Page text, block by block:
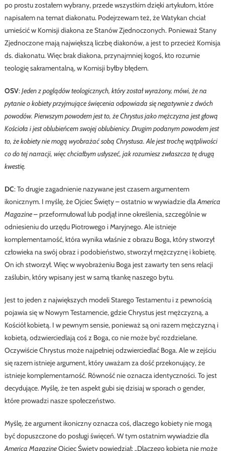
po prostu zostałem wybrany, przede wszystkim dzięki artykułom, które
napisałem na temat diakonatu. Podejrzewam też, że Watykan chciał
umieścić w Komisji diakona ze Stanów Zjednoczonych. Ponieważ Stany
Zjednoczone mają największą liczbę diakonów, a jest to przecież Komisja
ds. diakonatu. Więc brak diakona, przynajmniej kogoś, kto rozumie
teologię sakramentalną, w Komisji byłby błędem.
OSV:Jeden z poglądów teologicznych, który został wyrażony, mówi, że na
pytanie o kobiety przyjmujące święcenia odpowiada się negatywnie z dwóch
powodów. Pierwszym powodem jest to, że Chrystus jako mężczyzna jest głową
Kościoła i jest oblubieńcem swojej oblubienicy. Drugim podanym powodem jest
to, że kobiety nie mogą wyobrażać sobą Chrystusa. Ale jest trochę wątpliwości
co do tej narracji, więc chciałbym usłyszeć, jak rozumiesz zwłaszcza tę drugą
kwestię.
DC: To drugie zagadnienie nazywane jest czasem argumentem
ikonicznym. I myślę, że Ojciec Święty – ostatnio w wywiadzie dlaAmerica
Magazine– przeformułował lub podjął inne określenia, szczególnie w
odniesieniu do urzędu Piotrowego i Maryjnego. Ale istnieje
komplementarność, która wynika właśnie z obrazu Boga, który stworzył
człowieka na swój obraz i podobieństwo, stworzył mężczyznę i kobietę.
On ich stworzył. Więc w wyobrażeniu Boga jest zawarty ten sens relacji
zaślubin, który wpisany jest w samą tkankę naszego bytu.
Jest to jeden z największych modeli Starego Testamentu i z pewnością
pojawia się w Nowym Testamencie, gdzie Chrystus jest mężczyzną, a
Kościół kobietą. I w pewnym sensie, ponieważ są oni razem mężczyzną i
kobietą, odzwierciedlają coś z Boga, co nie może być rozdzielane.
Oczywiście Chrystus może najpełniej odzwierciedlać Boga. Ale w zejściu
się razem istnieje argument, który uważam za dość przekonujący, że
istnieje komplementarność. Równość nie oznacza identyczności. To jest
decydujące. Myślę, że ten aspekt gubi się dzisiaj w sporach o gender,
które prowadzi nasze społeczeństwo.
Myślę, że argument ikoniczny oznacza coś, dlaczego kobiety nie mogą
być dopuszczone do posługi święceń. W tym ostatnim wywiadzie dla
America MagazineOjciec Święty powiedział: „Dlaczego kobieta nie może